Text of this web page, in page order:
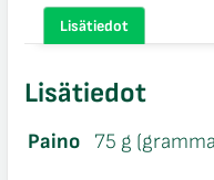
Lisätiedot
Lisätiedot
Paino 75 g